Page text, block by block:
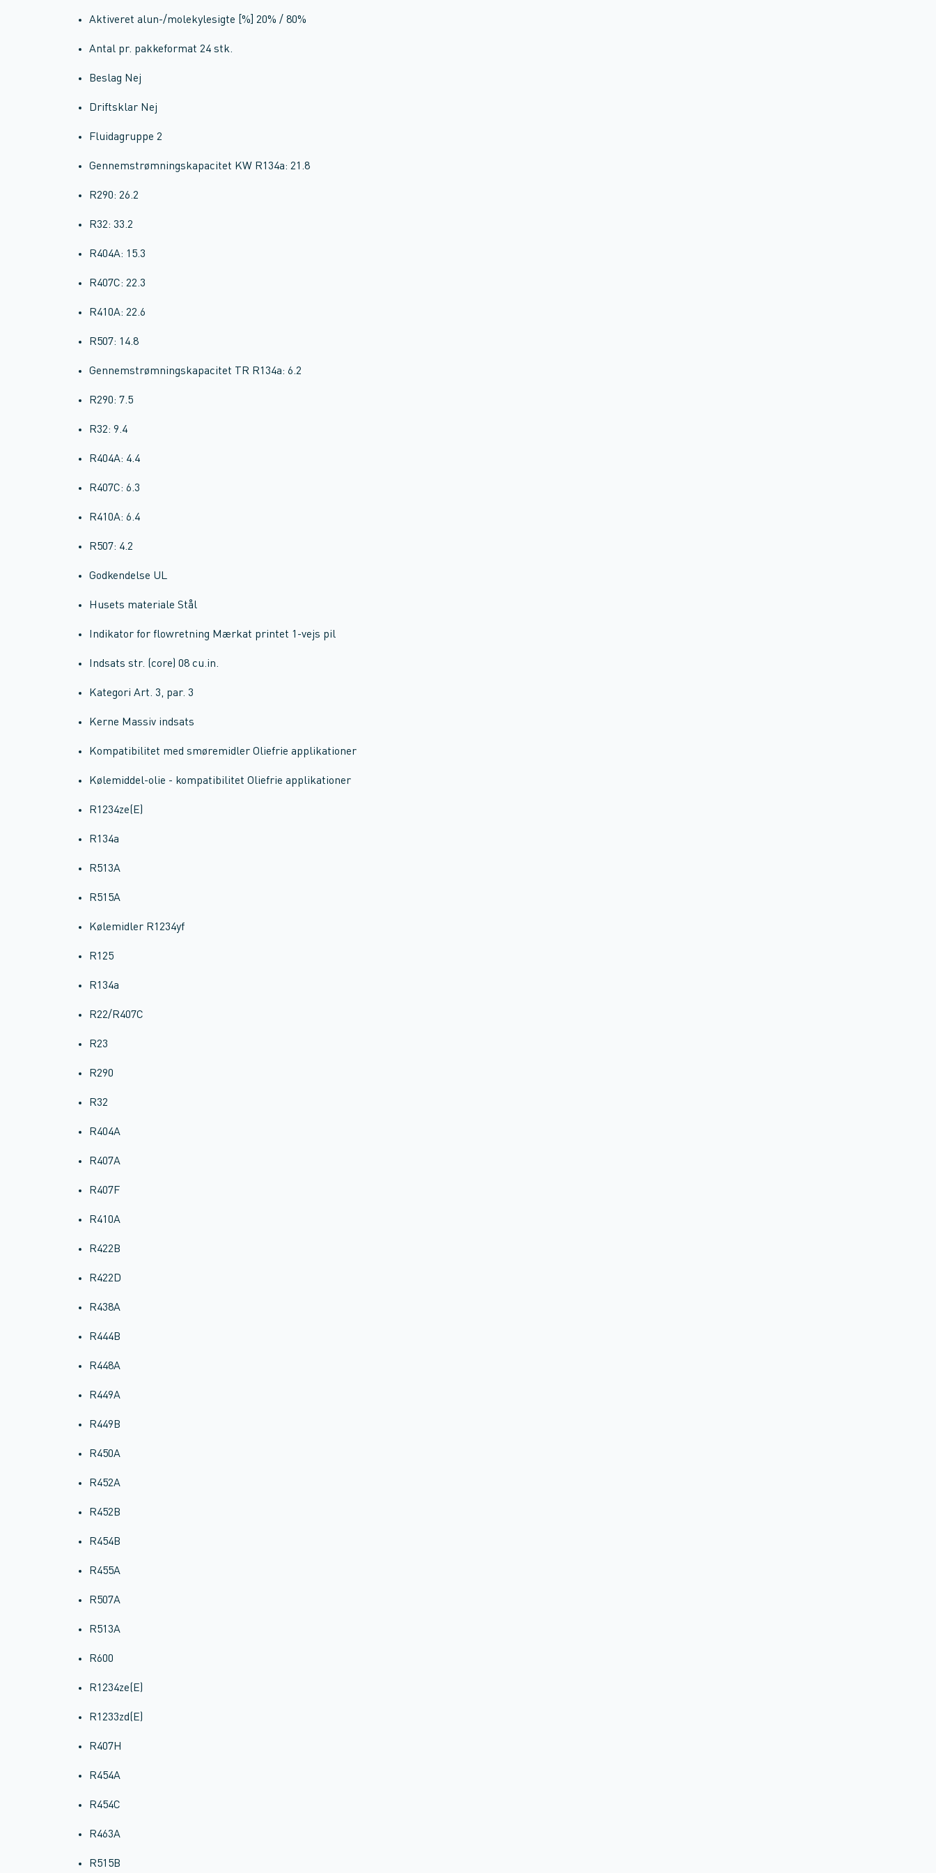
Aktiveret alun-/molekylesigte [%] 20% / 80%
Antal pr. pakkeformat 24 stk.
Beslag Nej
Driftsklar Nej
Fluidagruppe 2
Gennemstrømningskapacitet KW R134a: 21.8
R290: 26.2
R32: 33.2
R404A: 15.3
R407C: 22.3
R410A: 22.6
R507: 14.8
Gennemstrømningskapacitet TR R134a: 6.2
R290: 7.5
R32: 9.4
R404A: 4.4
R407C: 6.3
R410A: 6.4
R507: 4.2
Godkendelse UL
Husets materiale Stål
Indikator for flowretning Mærkat printet 1-vejs pil
Indsats str. (core) 08 cu.in.
Kategori Art. 3, par. 3
Kerne Massiv indsats
Kompatibilitet med smøremidler Oliefrie applikationer
Kølemiddel-olie - kompatibilitet Oliefrie applikationer
R1234ze(E)
R134a
R513A
R515A
Kølemidler R1234yf
R125
R134a
R22/R407C
R23
R290
R32
R404A
R407A
R407F
R410A
R422B
R422D
R438A
R444B
R448A
R449A
R449B
R450A
R452A
R452B
R454B
R455A
R507A
R513A
R600
R1234ze(E)
R1233zd(E)
R407H
R454A
R454C
R463A
R515B